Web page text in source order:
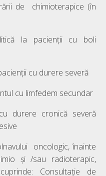
de chimioterapice (în
la pacienţii cu boli
cu durere severă
cu limfedem secundar
durere cronică severă
oncologic, înainte
și /sau radioterapic,
Consultație de